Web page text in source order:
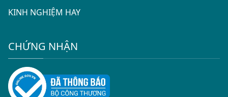
KINH NGHIỆM HAY
CHỨNG NHẬN